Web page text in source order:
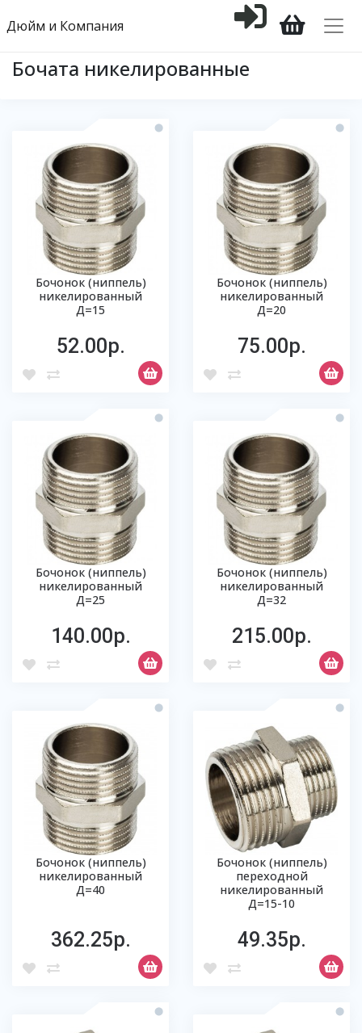
Дюйм и Компания
Бочата никелированные
Бочонок (ниппель)
никелированный
Д=15
52.00р.
Бочонок (ниппель)
никелированный
Д=20
75.00р.
Бочонок (ниппель)
никелированный
Д=25
140.00р.
Бочонок (ниппель)
никелированный
Д=32
215.00р.
Бочонок (ниппель)
никелированный
Д=40
362.25р.
Бочонок (ниппель)
переходной
никелированный
Д=15-10
49.35р.